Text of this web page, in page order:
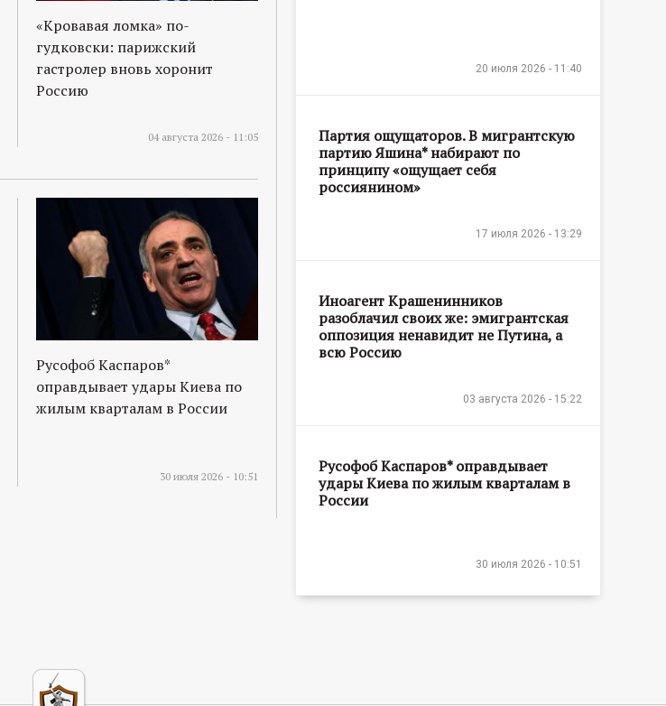
«Кровавая ломка» по-
гудковски: парижский
гастролер вновь хоронит
Россию
04 августа 2026 - 11:05
Русофоб Каспаров*
оправдывает удары Киева по
жилым кварталам в России
30 июля 2026 - 10:51
20 июля 2026 - 11:40
Партия ощущаторов. В мигрантскую
партию Яшина* набирают по
принципу «ощущает себя
россиянином»
17 июля 2026 - 13:29
Иноагент Крашенинников
разоблачил своих же: эмигрантская
оппозиция ненавидит не Путина, а
всю Россию
03 августа 2026 - 15:22
Русофоб Каспаров* оправдывает
удары Киева по жилым кварталам в
России
30 июля 2026 - 10:51